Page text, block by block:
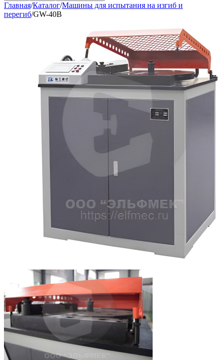
Главная/Каталог/Машины для испытания на изгиб и
перегиб/GW-40B